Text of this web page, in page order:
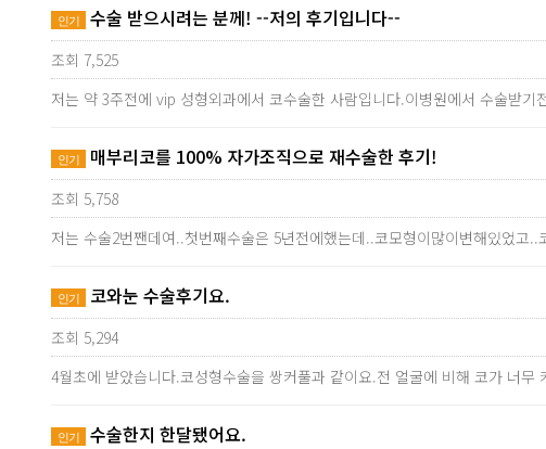
인기 수술 받으시려는 분께! --저의 후기입니다--
조회 7,525
저는 약 3주전에 vip 성형외과에서 코수술한 사람입니다.이병원에서 수술받
인기 매부리코를 100% 자가조직으로 재수술한 후기!
조회 5,758
저는 수술2번짼데여..첫번째수술은 5년전에했는데..코모형이많이변해있었
인기 코와눈 수술후기요.
조회 5,294
4월초에 받았습니다.코성형수술을 쌍커풀과 같이요.전 얼굴에 비해 코가 너
인기 수술한지 한달됐어요.